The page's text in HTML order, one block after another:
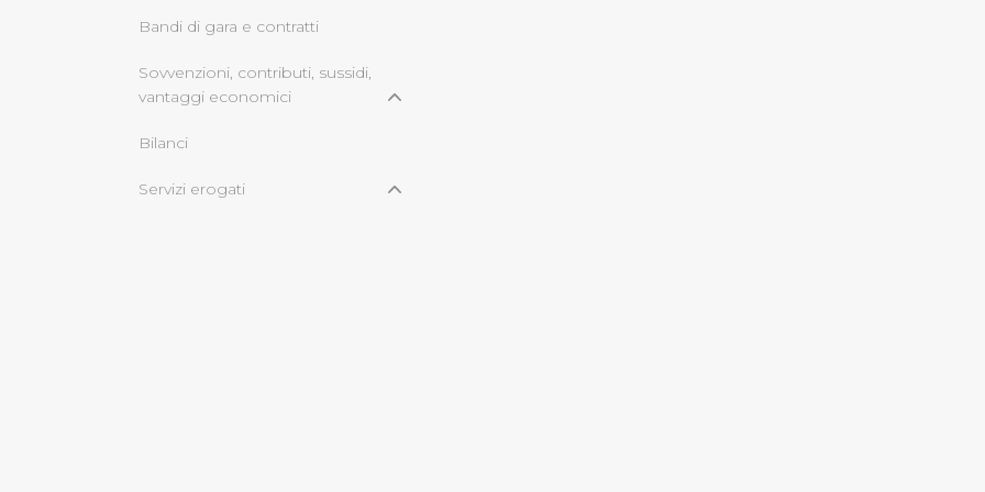
eccezione dei cookie tecnici. La chiusura del presente banner comporta il permanere
dunque la continuazione della navigazione in assenza di cookie o altri sistemi di
Bandi di gara e contratti
Sovvenzioni, contributi, sussidi,
vantaggi economici
Bilanci
Servizi erogati